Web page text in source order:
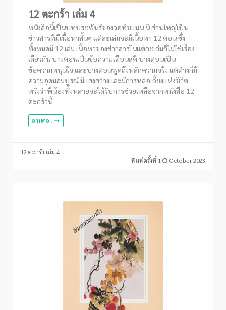
12 ตะกร้า เล่ม 4
หนังสือนี้เป็นบทประพันธ์ของวอท์ชแมน นี ส่วนใหญ่เป็น
ข่าวสารที่มีเนื้อหาสั้นๆ แต่ละเล่มจะมีเนื้อหา 12 ตอน ซึ่ง
ทั้งหมดมี 12 เล่ม เนื้อหาของข่าวสารในแต่ละเล่มก็ไม่ใช่เรื่อง
เดียวกัน บางตอนเป็นข้อความเตือนสติ บางตอนเป็น
ข้อความหนุนใจ และบางตอนพูดถึงหลักความจริง แต่ต่างก็มี
ความอุดมสมบูรณ์ มีแสงสว่างและมีการหล่อเลี้ยงแห่งชีวิต
หวังว่าพี่น้องทั้งหลายจะได้รับการช่วยเหลือจากหนังสือ 12
ตะกร้านี้
อ่านต่อ..
12 ตะกร้า เล่ม 4
พิมพ์ครั้งที่ 1
October 2023